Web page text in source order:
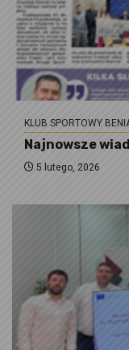
KLUB SPORTOWY
Najnowsze
5 lutego, 2026